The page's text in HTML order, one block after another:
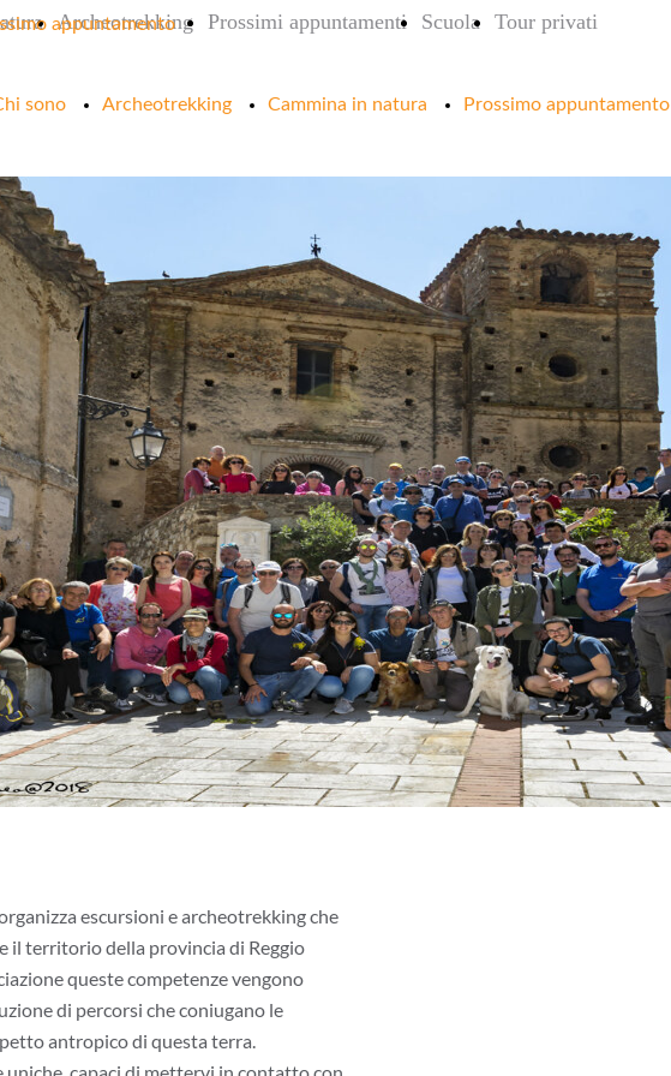
Archeotrekking Prossimi appuntamenti Scuola Tour privati
appuntamento
sono Archeotrekking Cammina in natura Prossimo appuntamento
escursioni e archeotrekking che
il territorio della provincia di Reggio
queste competenze vengono
di percorsi che coniugano le
antropico di questa terra.